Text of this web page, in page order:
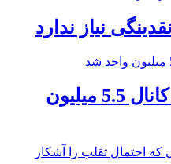
نیاز ندارد
شاخص کل بورس وارد کانال 5.5 میلیون